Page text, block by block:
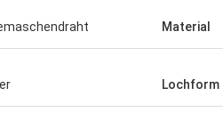
Material
Lochform